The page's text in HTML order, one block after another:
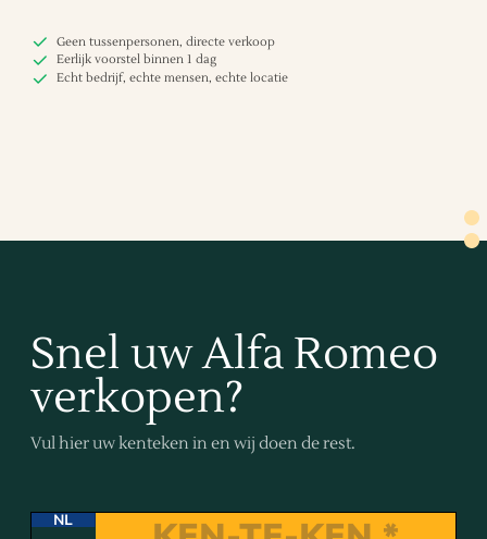
Geen tussenpersonen, directe verkoop
Eerlijk voorstel binnen 1 dag
Echt bedrijf, echte mensen, echte locatie
Snel uw Alfa Romeo
verkopen?
Vul hier uw kenteken in en wij doen de rest.
NL